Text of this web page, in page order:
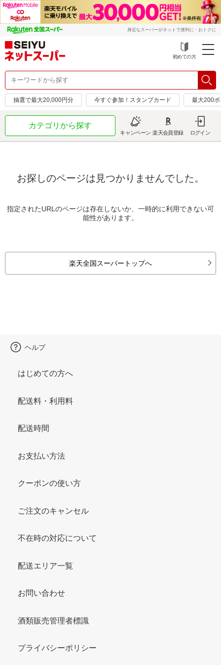
身近なスーパーがネットで便利に・おトクに
初めての方
抽選で最大20,000円分 今すぐ参加！スタンプカード 最大200
カテゴリから探す
キャンペーン 楽天会員登録 ログイン
お探しのページは見つかりませんでした。
指定されたURLのページは存在しないか、一時的に利用できない可
能性があります。
楽天全国スーパートップへ
ヘルプ
はじめての方へ
配送料・利用料
配送時間
お支払い方法
クーポンの使い方
ご注文のキャンセル
不在時の対応について
配送エリア一覧
お問い合わせ
酒類販売管理者標識
プライバシーポリシー